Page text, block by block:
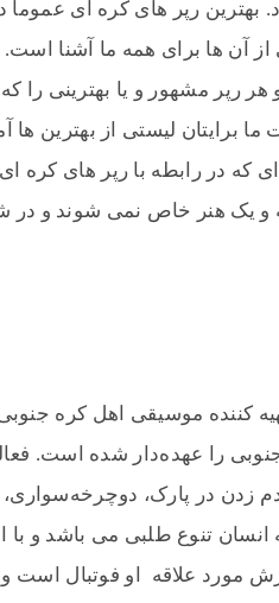
بهترین رپر های کره ای
آن ها برای همه ما آشنا است.
مشهور و یا بهترینی را که
برایتان لیستی از بهترین ها
که در رابطه با رپر های کره
و یک هنر خاص نمی شوند و در
کننده موسیقی اهل کره
را عهده‌دار شده است.
در پارک، دوچرخه‌سواری،
تنوع طلبی می باشد و با
مورد علاقه او فوتبال است و